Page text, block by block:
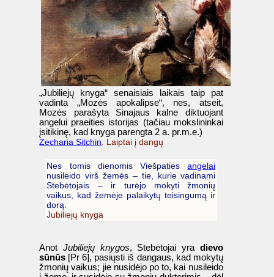
„Jubiliejų knyga“ senaisiais laikais taip pat
vadinta „Mozės apokalipse“, nes, atseit,
Mozės parašyta Sinajaus kalne diktuojant
angelui praeities istorijas (tačiau mokslininkai
įsitikinę, kad knyga parengta 2 a. pr.m.e.)
Zecharia Sitchin . Laiptai į dangų
Nes tomis dienomis Viešpatiesangelai
nusileido virš žemės – tie, kurie vadinami
Stebėtojais – ir turėjo mokyti žmonių
vaikus, kad žemėje palaikytų teisingumą ir
dorą.
Jubiliejų knyga
Anot Jubiliejų knygos, Stebėtojai yra dievo
sūnūs [Pr 6], pasiųsti iš dangaus, kad mokytų
žmonių vaikus; jie nusidėjo po to, kai nusileido